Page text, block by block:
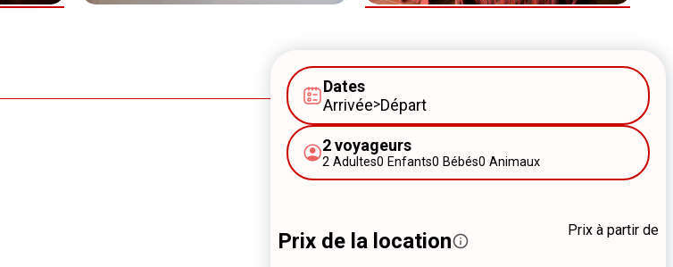
Dates
Arrivée>Départ
2 voyageurs
2 Adultes0 Enfants0 Bébés0 Animaux
Prix de la location Prix à partir de